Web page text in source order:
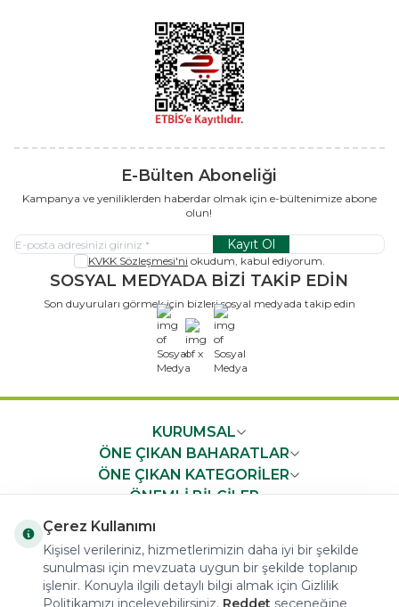
E-Bülten Aboneliği
Kampanya ve yeniliklerden haberdar olmak için e-bültenimize abone
olun!
Kayıt Ol
KVKK Sözleşmesi'ni okudum, kabul ediyorum.
SOSYAL MEDYADA BİZİ TAKİP EDİN
Son duyuruları görmek için bizleri sosyal medyada takip edin
x
KURUMSAL
ÖNE ÇIKAN BAHARATLAR
ÖNE ÇIKAN KATEGORİLER
ÖNEMLİ BİLGİLER
Çerez Kullanımı
Kişisel verileriniz, hizmetlerimizin daha iyi bir şekilde
sunulması için mevzuata uygun bir şekilde toplanıp
işlenir. Konuyla ilgili detaylı bilgi almak için Gizlilik
Politikamızı inceleyebilirsiniz. Reddet seçeneğine